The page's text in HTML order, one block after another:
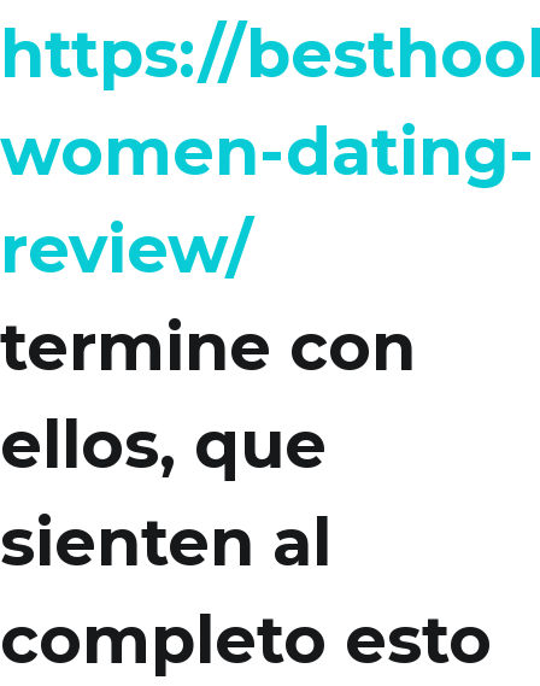
https://
women-dating-
review/
termine con
ellos, que
sienten al
completo esto